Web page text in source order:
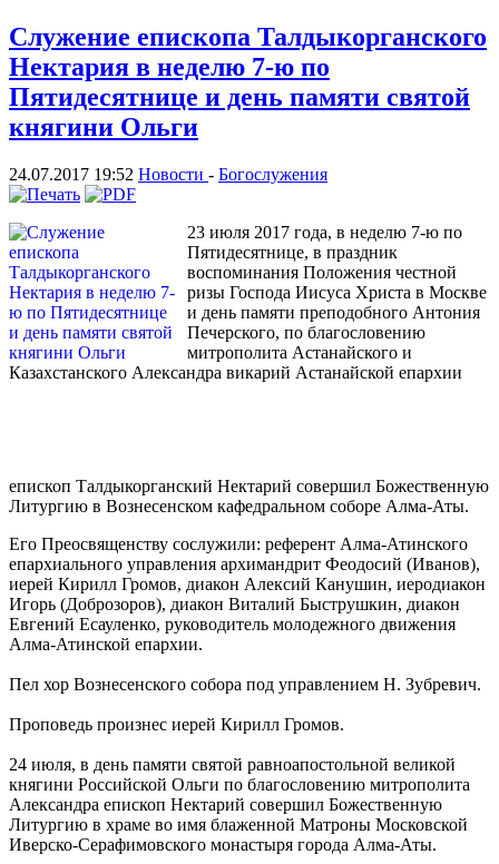
Служение епископа Талдыкорганского
Нектария в неделю 7-ю по
Пятидесятнице и день памяти святой
княгини Ольги
24.07.2017 19:52 Новости - Богослужения
23 июля 2017 года, в неделю 7-ю по
Пятидесятнице, в праздник
воспоминания Положения честной
ризы Господа Иисуса Христа в Москве
и день памяти преподобного Антония
Печерского, по благословению
митрополита Астанайского и
Казахстанского Александра викарий Астанайской епархии
епископ Талдыкорганский Нектарий совершил Божественную
Литургию в Вознесенском кафедральном соборе Алма-Аты.
Его Преосвященству сослужили: референт Алма-Атинского
епархиального управления архимандрит Феодосий (Иванов),
иерей Кирилл Громов, диакон Алексий Канушин, иеродиакон
Игорь (Доброзоров), диакон Виталий Быструшкин, диакон
Евгений Есауленко, руководитель молодежного движения
Алма-Атинской епархии.
Пел хор Вознесенского собора под управлением Н. Зубревич.
Проповедь произнес иерей Кирилл Громов.
24 июля, в день памяти святой равноапостольной великой
княгини Российской Ольги по благословению митрополита
Александра епископ Нектарий совершил Божественную
Литургию в храме во имя блаженной Матроны Московской
Иверско-Серафимовского монастыря города Алма-Аты.